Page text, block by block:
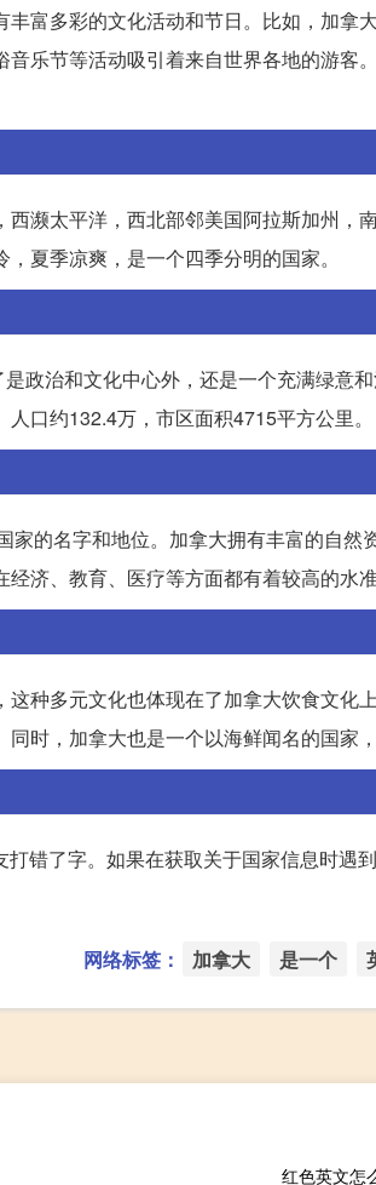
富多彩的文化活动和节日。比如，加拿
乐节等活动吸引着来自世界各地的游客
濒太平洋，西北部邻美国阿拉斯加州，
夏季凉爽，是一个四季分明的国家。
政治和文化中心外，还是一个充满绿意
口约132.4万，市区面积4715平方公里。
的名字和地位。加拿大拥有丰富的自然
济、教育、医疗等方面都有着较高的水准
种多元文化也体现在了加拿大饮食文化
时，加拿大也是一个以海鲜闻名的国家
错了字。如果在获取关于国家信息时遇
网络标签： 加拿大 是一个
红色英文怎